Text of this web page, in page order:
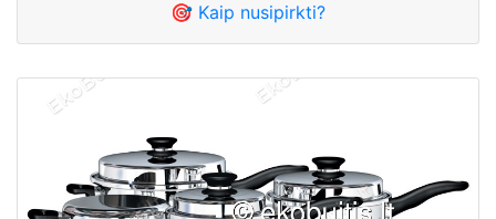
🎯 Kaip nusipirkti?